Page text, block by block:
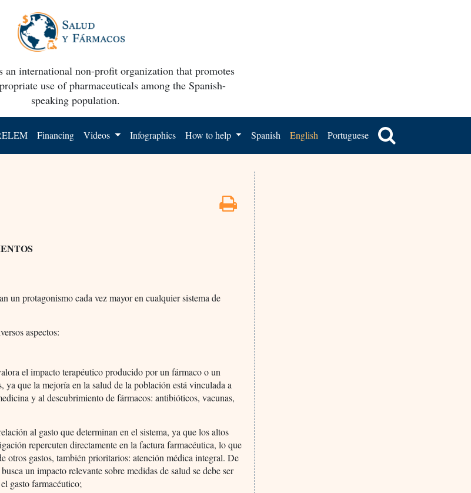
an international non-profit organization that promotes
use of pharmaceuticals among the Spanish-
speaking population.
Financing Videos Infographics How to help Spanish English Portuguese
un protagonismo cada vez mayor en cualquier sistema de
aspectos:
el impacto terapéutico producido por un fármaco o un
ya que la mejoría en la salud de la población está vinculada a
y al descubrimiento de fármacos: antibióticos, vacunas,
al gasto que determinan en el sistema, ya que los altos
repercuten directamente en la factura farmacéutica, lo que
otros gastos, también prioritarios: atención médica integral. De
un impacto relevante sobre medidas de salud se debe ser
gasto farmacéutico;